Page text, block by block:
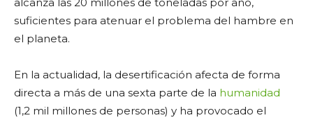
suficientes para atenuar el problema del hambre en
el planeta.
En la actualidad, la desertificación afecta de forma
directa a más de una sexta parte de la humanidad
(1,2 mil millones de personas) y ha provocado el